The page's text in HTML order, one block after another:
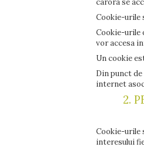
carora se
Cookie-urile
Cookie-urile
vor accesa
Un cookie
Din punct
internet
2.
Cookie-urile
interesului